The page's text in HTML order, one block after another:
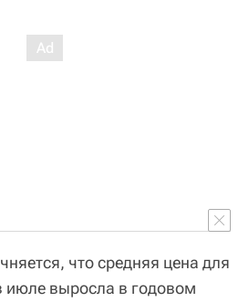
что средняя цена для
июле выросла в годовом